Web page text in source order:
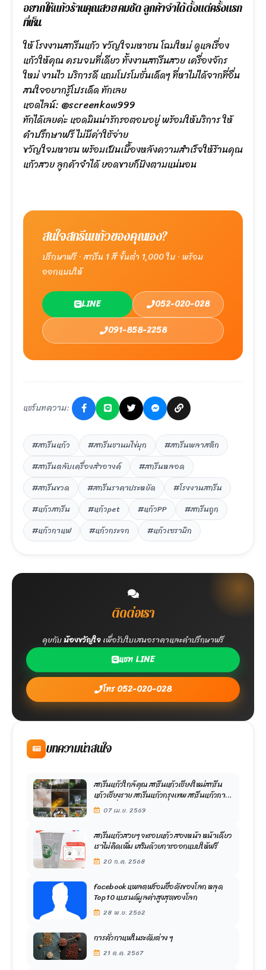
อยากให้แก้วร้านคุณสวย คมชัด ลูกค้าจำได้ตั้งแต่ครั้งแรก
ที่เห็น
ให้ โรงงานสกรีนแก้ว ขวัญใจมหาชน โฉมใหม่ ดูแลเรื่อง
แก้วให้คุณ ครบจบที่เดียว ทั้งงานสกรีนสวย เครื่องจักร
ใหม่ งานไว บริการดี แถมโปรโมชั่นเด็ดๆ ที่หาไม่ได้จากที่อื่น
สนใจอยากรู้โปรเด็ด ทักเลย
แอดไลน์: @screenkaw999
ทักได้เลยค่ะ แอดมินน่ารักรอตอบอยู่ พร้อมให้บริการ ให้
คำปรึกษาฟรี ไม่มีค่าใช้จ่าย
ขวัญใจมหาชน พร้อมเป็นเบื้องหลังความสำเร็จให้ร้านคุณ
แก้วสวย ลูกค้าจำได้ ยอดขายก็ปังตามแน่นอน
สนใจสกรีนแก้วของคุณเอง?
ปรึกษาฟรี · สกรีน 1 สี ขั้นต่ำ 1,000 ใบ · พร้อม
ออกแบบให้
LINE
052-020-028
091-858-2258
แชร์บทความ:
#สกรีนแก้ว #สกรีนชานมไข่มุก
#สกรีนพลาสติก
#สกรีนตลับเครื่องสำอางค์
#สกรีนหลอด
#สกรีนขวด
#สกรีนราคาประหยัด
#โรงงานสกรีน
#แก้วสกรีน
#แก้วpet #แก้วPP
#สกรีนถูก
#แก้วกาแฟ
#แก้วกระจก #แก้วเซรามิก
ติดต่อเรา
คุยกับน้องขวัญใจเพื่อรับใบเสนอราคาและคำปรึกษาฟรี
แชท LINE
โทร 052-020-028
บทความน่าสนใจ
สกรีนแก้วใกล้คุณ สกรีนแก้วเชียงใหม่สกรีน
แก้วเชียงราย สกรีนแก้วกรุงเทพ สกรีนแก้วภาค
เหนือ ที่ใหนเราก็ส่งฟรี
07 เม.ย. 2569
สกรีนแก้วสวยๆ จะรอบแก้ว สองหน้า หน้าเดียว
เราไม่คิดเพิ่ม เสริมด้วยการออกแบบให้ฟรี
20 ก.ค. 2568
facebook แพลตฟร์อมชื่อดังของโลก หลุด
Top 10 แบรนด์มูลค่าสูงสุดของโลก
28 พ.ย. 2562
การคั่วกาแฟในระดับต่าง ๆ
21 ต.ค. 2567